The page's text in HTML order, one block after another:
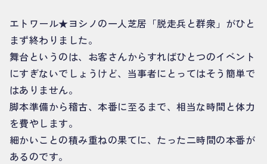
エトワール★ヨシノの一人芝居「脱走兵と群衆」がひと
まず終わりました。
舞台というのは、お客さんからすればひとつのイベント
にすぎないでしょうけど、当事者にとってはそう簡単で
はありません。
脚本準備から稽古、本番に至るまで、相当な時間と体力
を費やします。
細かいことの積み重ねの果てに、たった二時間の本番が
あるのです。